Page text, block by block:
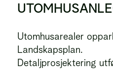
Utomhusarealer
Landskapsplan.
Detaljprosjektering